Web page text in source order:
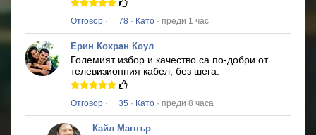
Отговор · 78 · Като · преди 1 час
Ерин Кохран Коул
Големият избор и качество са по-добри от
телевизионния кабел, без шега.
Отговор · 35 · Като · преди 8 часа
Кайл Магнър